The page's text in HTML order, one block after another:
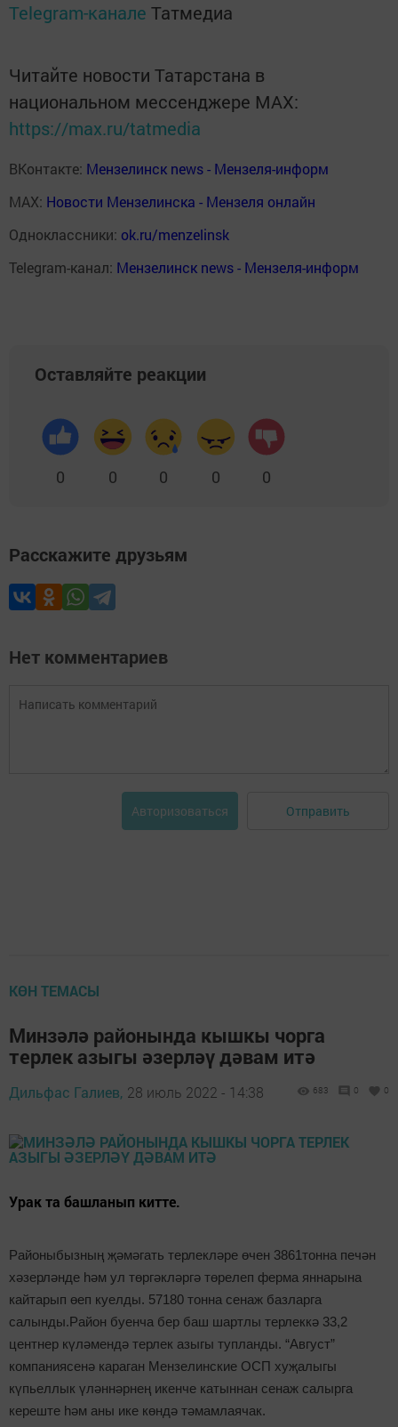
Telegram-канале Татмедиа
Читайте новости Татарстана в
национальном мессенджере MАХ:
https://max.ru/tatmedia
ВКонтакте: Мензелинск news - Мензеля-информ
MAX: Новости Мензелинска - Мензеля онлайн
Одноклассники: ok.ru/menzelinsk
Telegram-канал: Мензелинск news - Мензеля-информ
Оставляйте реакции
0 0 0 0 0
Расскажите друзьям
Нет комментариев
Авторизоваться Отправить
КӨН ТЕМАСЫ
Минзәлә районында кышкы чорга
терлек азыгы әзерләү дәвам итә
Дильфас Галиев, 28 июль 2022 - 14:38 683 0 0
Урак та башланып китте.
Районыбызның җәмәгать терлекләре өчен 3861тонна печән
хәзерләнде һәм ул төргәкләргә төрелеп ферма яннарына
кайтарып өеп куелды. 57180 тонна сенаж базларга
салынды.Район буенча бер баш шартлы терлеккә 33,2
центнер күләмендә терлек азыгы тупланды. “Август”
компаниясенә караган Мензелинские ОСП хуҗалыгы
күпьеллык үләннәрнең икенче катыннан сенаж салырга
кереште һәм аны ике көндә тәмамлаячак.